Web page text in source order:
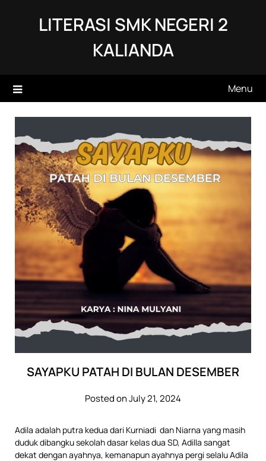
LITERASI SMK NEGERI 2
KALIANDA
Menu
SAYAPKU PATAH DI BULAN DESEMBER
Posted on July 21, 2024
Adila adalah putra kedua dari Kurniadi dan Niarna yang masih
duduk dibangku sekolah dasar kelas dua SD, Adilla sangat
dekat dengan ayahnya, kemanapun ayahnya pergi selalu Adila